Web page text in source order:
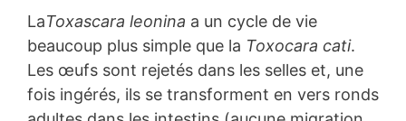
LaToxascara leonina a un cycle de vie
beaucoup plus simple que la Toxocara cati.
Les œufs sont rejetés dans les selles et, une
fois ingérés, ils se transforment en vers ronds